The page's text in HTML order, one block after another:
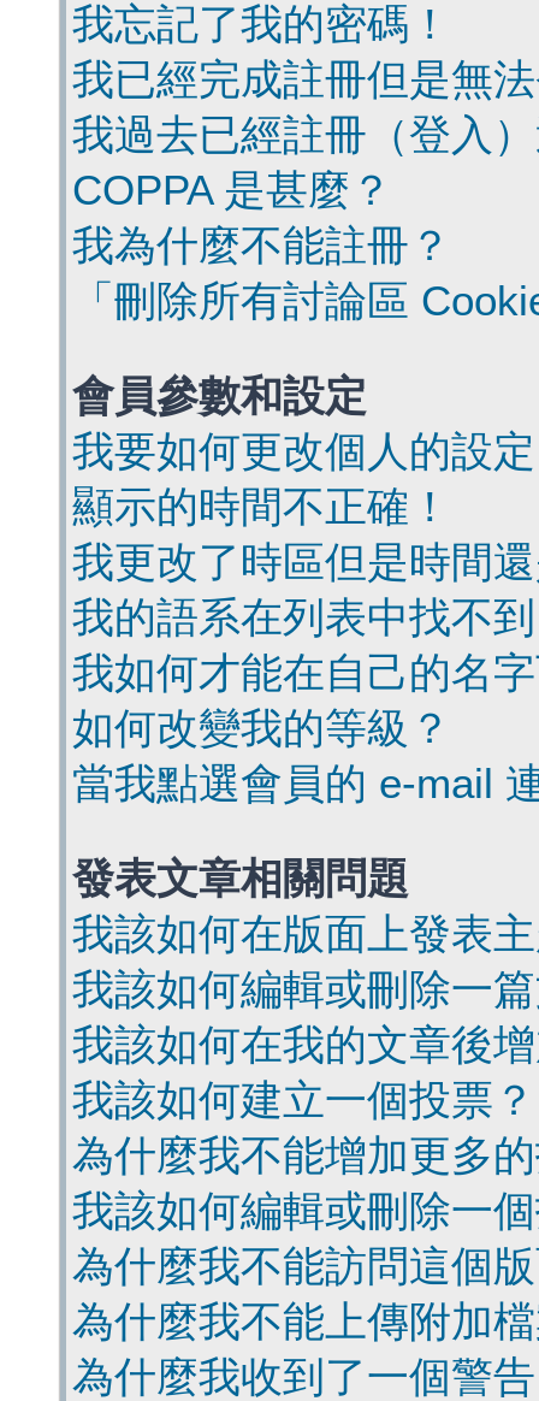
我忘記了我的密碼！
我已經完成註冊但是無
我過去已經註冊（登入
COPPA 是甚麼？
我為什麼不能註冊？
「刪除所有討論區
會員參數和設定
我要如何更改個人的設
顯示的時間不正確！
我更改了時區但是時間
我的語系在列表中找不
我如何才能在自己的名
如何改變我的等級？
當我點選會員的 e-mail
發表文章相關問題
我該如何在版面上發表
我該如何編輯或刪除一
我該如何在我的文章後
我該如何建立一個投票？
為什麼我不能增加更多
我該如何編輯或刪除一
為什麼我不能訪問這個
為什麼我不能上傳附加
為什麼我收到了一個警